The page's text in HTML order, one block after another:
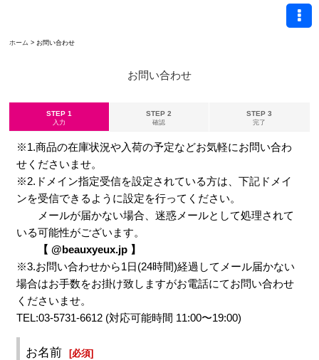
ホーム > お問い合わせ
お問い合わせ
STEP 1
入力
STEP 2
確認
STEP 3
完了
※1.商品の在庫状況や入荷の予定などお気軽にお問い合わ
せくださいませ。
※2.ドメイン指定受信を設定されている方は、下記ドメイ
ンを受信できるように設定を行ってください。
メールが届かない場合、迷惑メールとして処理されて
いる可能性がございます。
【 @beauxyeux.jp 】
※3.お問い合わせから1日(24時間)経過してメール届かない
場合はお手数をお掛け致しますがお電話にてお問い合わせ
くださいませ。
TEL:03-5731-6612 (対応可能時間 11:00〜19:00)
お名前 [必須]